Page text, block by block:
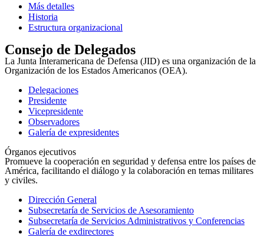
Más detalles
Historia
Estructura organizacional
Consejo de Delegados
La Junta Interamericana de Defensa (JID) es una organización de la
Organización de los Estados Americanos (OEA).
Delegaciones
Presidente
Vicepresidente
Observadores
Galería de expresidentes
Órganos ejecutivos
Promueve la cooperación en seguridad y defensa entre los países de
América, facilitando el diálogo y la colaboración en temas militares
y civiles.
Dirección General
Subsecretaría de Servicios de Asesoramiento
Subsecretaría de Servicios Administrativos y Conferencias
Galería de exdirectores